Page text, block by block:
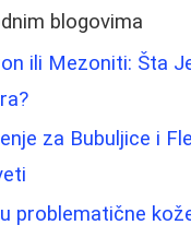
blogovima
ili Mezoniti: Šta
za Bubuljice i
problematične